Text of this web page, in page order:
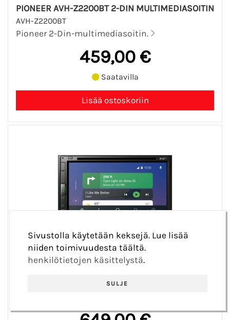
Sivustolla käytetään keksejä. Lue lisää
niiden toimivuudesta täältä.
henkilötietojen käsittelystä.
SULJE
PIONEER AVH-Z2200BT 2-DIN MULTIMEDIASOITIN
AVH-Z2200BT
Pioneer 2-Din-multimediasoitin.
459,00 €
Saatavilla
PIONEER AVH-Z5200DAB 2-DIN